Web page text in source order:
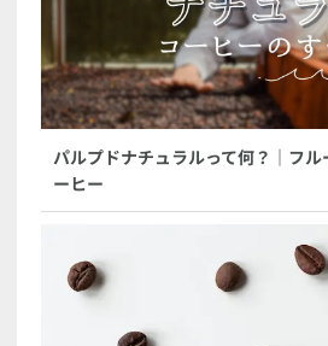
パルプドナチュラルって何？｜フ
ーヒー